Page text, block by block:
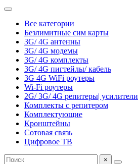
Все категории
Безлимитные сим карты
3G/ 4G антенны
3G/ 4G модемы
3G/ 4G комплекты
3G/ 4G пигтейлы/ кабель
3G 4G WiFi роутеры
Wi-Fi роутеры
2G/ 3G/ 4G репитеры| усилители
Комплекты с репитером
Комплектующие
Кронштейны
Сотовая связь
Цифровое ТВ
×